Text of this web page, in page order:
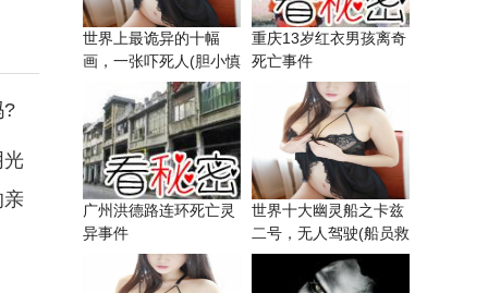
?
光
亲
世界上最诡异的十幅
画，一张吓死人(胆小慎
重庆13岁红衣男孩离奇
死亡事件
广州洪德路连环死亡灵
异事件
世界十大幽灵船之卡兹
二号，无人驾驶(船员救
人全溺亡)